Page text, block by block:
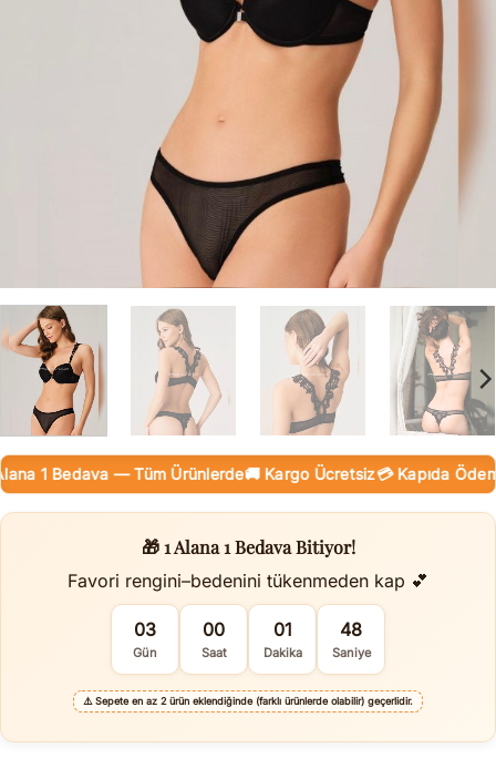
1 Bedava — Tüm Ürünlerde🚚 Kargo Ücretsiz💳 Kapıda Ödeme
🎁 1 Alana 1 Bedava Bitiyor!
Favori rengini–bedenini tükenmeden kap 💕
03
Gün
00
Saat
01
Dakika
47
Saniye
⚠️ Sepete en az 2 ürün eklendiğinde (farklı ürünlerde olabilir) geçerlidir.